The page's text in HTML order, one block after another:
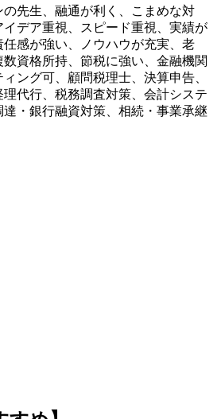
先生、融通が利く、こまめな対
デア重視、スピード重視、実績が
感が強い、ノウハウが充実、老
資格所持、節税に強い、金融機関
ング可、顧問税理士、決算申告、
代行、税務調査対策、会計システ
達・銀行融資対策、相続・事業承継